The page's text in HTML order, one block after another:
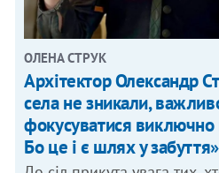
ОЛЕНА СТРУК
Архітектор Олександр
села не зникали,
фокусуватися виключно
Бо це і є шлях у забуття»